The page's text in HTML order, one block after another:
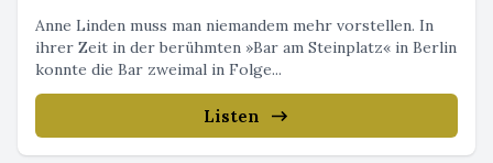
Anne Linden muss man niemandem mehr vorstellen. In
ihrer Zeit in der berühmten »Bar am Steinplatz« in Berlin
konnte die Bar zweimal in Folge...
Listen